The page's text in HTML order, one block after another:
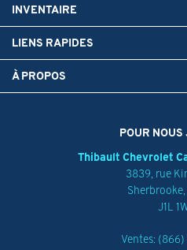
POUR
Thibault Chevrolet
3839, rue
Sherbrooke,
J1L
Ventes: (866)
INVENTAIRE
LIENS RAPIDES
À PROPOS